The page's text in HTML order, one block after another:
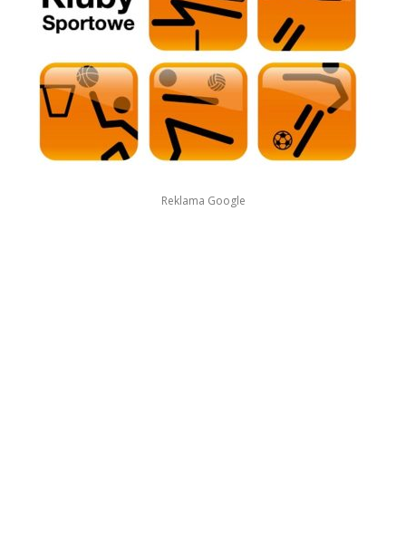
Reklama Google